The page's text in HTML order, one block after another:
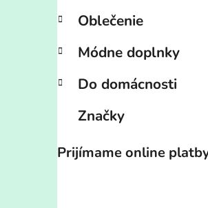
Oblečenie
Módne doplnky
Do domácnosti
Značky
Prijímame online